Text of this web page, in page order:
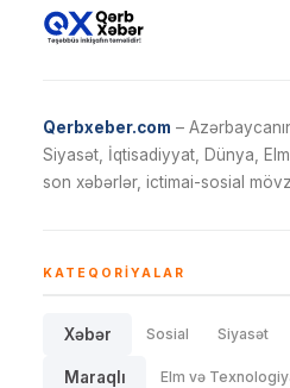
Qerbxeber.com –
Siyasət, İqtisadiyyat, Dünya,
son xəbərlər, ictimai-sosial
KATEQORIYALAR
Xəbər Sosial Siyasət
Maraqlı Elm və